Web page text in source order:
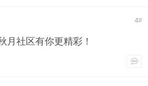
4#
月社区有你更精彩！